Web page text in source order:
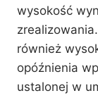
wysokość
również
opóźnienia
ustalonej w